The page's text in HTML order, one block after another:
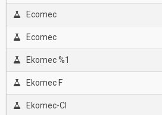
Ecomec
Ecomec
Ekomec %1
Ekomec F
Ekomec-Cl